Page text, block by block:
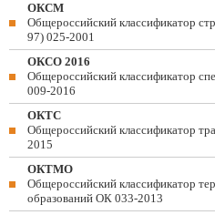
ОКСМ
Общероссийский классификатор
97) 025-2001
ОКСО 2016
Общероссийский классификатор
009-2016
ОКТС
Общероссийский классификатор
2015
ОКТМО
Общероссийский классификатор
образований ОК 033-2013